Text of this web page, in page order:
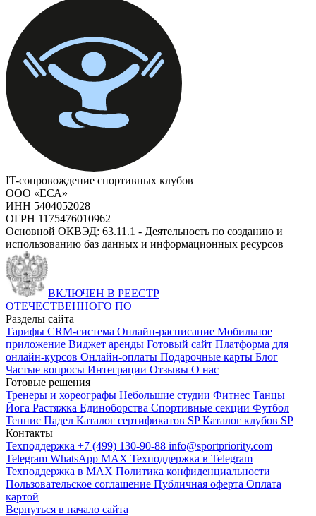
IT-сопровождение спортивных клубов
ООО «ЕСА»
ИНН 5404052028
ОГРН 1175476010962
Основной ОКВЭД: 63.11.1 - Деятельность по созданию и
использованию баз данных и информационных ресурсов
ВКЛЮЧЕН В РЕЕСТР
ОТЕЧЕСТВЕННОГО ПО
Разделы сайта
Тарифы CRM-система Онлайн-расписание Мобильное
приложение Виджет аренды Готовый сайт Платформа для
онлайн-курсов Онлайн-оплаты Подарочные карты Блог
Частые вопросы Интеграции Отзывы О нас
Готовые решения
Тренеры и хореографы Небольшие студии Фитнес Танцы
Йога Растяжка Единоборства Спортивные секции Футбол
Теннис Падел Каталог сертификатов SPКаталог клубов SP
Контакты
Техподдержка +7 (499) 130-90-88 info@sportpriority.com
Telegram WhatsApp MAX Техподдержка в Telegram
Техподдержка в MAX Политика конфиденциальности
Пользовательское соглашение Публичная оферта Оплата
картой
Вернуться в начало сайта